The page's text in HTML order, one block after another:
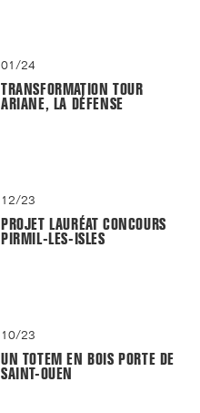
01/24
TRANSFORMATION TOUR
ARIANE, LA DÉFENSE
12/23
PROJET LAURÉAT CONCOURS
PIRMIL-LES-ISLES
10/23
UN TOTEM EN BOIS PORTE DE
SAINT-OUEN